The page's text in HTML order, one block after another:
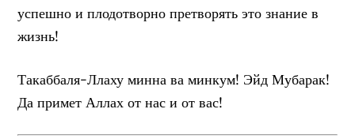
успешно и плодотворно претворять это знание в
жизнь!
Такаббаля-Ллаху минна ва минкум! Эйд Мубарак!
Да примет Аллах от нас и от вас!